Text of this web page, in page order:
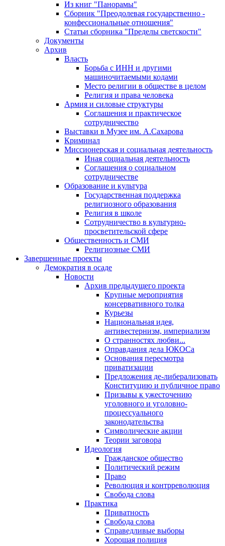
Из книг "Панорамы"
Сборник "Преодолевая государственно -
конфессиональные отношения"
Статьи сборника "Пределы светскости"
Документы
Архив
Власть
Борьба с ИНН и другими
машиночитаемыми кодами
Место религии в обществе в целом
Религия и права человека
Армия и силовые структуры
Соглашения и практическое
сотрудничество
Выставки в Музее им. А.Сахарова
Криминал
Миссионерская и социальная деятельность
Иная социальная деятельность
Соглашения о социальном
сотрудничестве
Образование и культура
Государственная поддержка
религиозного образования
Религия в школе
Сотрудничество в культурно-
просветительской сфере
Общественность и СМИ
Религиозные СМИ
Завершенные проекты
Демократия в осаде
Новости
Архив предыдущего проекта
Крупные мероприятия
консервативного толка
Курьезы
Национальная идея,
антивестернизм, империализм
О странностях любви...
Оправдания дела ЮКОСа
Основания пересмотра
приватизации
Предложения де-либерализовать
Конституцию и публичное право
Призывы к ужесточению
уголовного и уголовно-
процессуального
законодательства
Символические акции
Теории заговора
Идеология
Гражданское общество
Политический режим
Право
Революция и контрреволюция
Свобода слова
Практика
Приватность
Свобода слова
Справедливые выборы
Хорошая полиция